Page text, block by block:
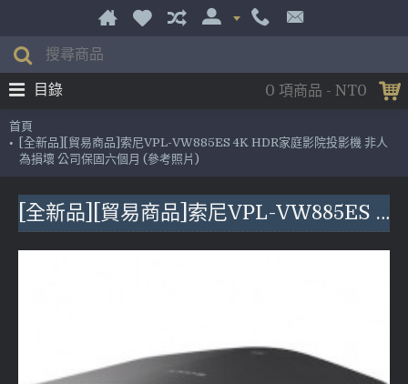
0 項商品 - NT0
目錄
首頁
[全新品][貿易商品]索尼VPL-VW885ES 4K HDR家庭影院投影機 非人
為損壞 公司保固六個月 (參考照片)
[全新品][貿易商品]索尼VPL-VW885ES 4K HDR家庭影院投影機 非人為損壞 公司保固六個月 (參考照片)